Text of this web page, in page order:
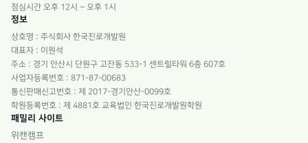
점심시간 오후 12시 ~ 오후 1시
정보
상호명 : 주식회사 한국진로개발원
대표자 : 이원석
주소 : 경기 안산시 단원구 고잔동 533-1 센트럴타워 6층 607호
사업자등록번호 : 871-87-00683
통신판매신고번호 : 제 2017-경기안산-0099호
학원등록번호 : 제 4881호 교육법인 한국진로개발원학원
패밀리 사이트
위캔캠프